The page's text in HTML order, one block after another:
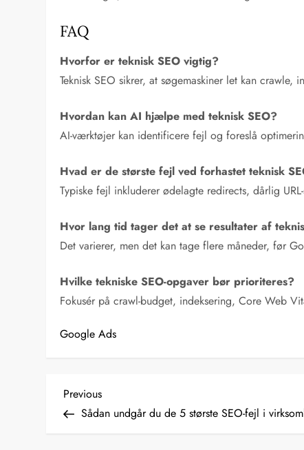
FAQ
Hvorfor er teknisk SEO vigtig?
Teknisk SEO sikrer, at søgemaskiner let kan
Hvordan kan AI hjælpe med teknisk SEO?
AI-værktøjer kan identificere fejl og foreslå
Hvad er de største fejl ved forhastet teknisk
Typiske fejl inkluderer ødelagte redirects, dårlig
Hvor lang tid tager det at se resultater af
Det varierer, men det kan tage flere måneder, før
Hvilke tekniske SEO-opgaver bør prioriteres?
Fokusér på crawl-budget, indeksering, Core Web
Google Ads
I
n
Previous
Post
Previous
Sådan undgår du de 5 største SEO-fejl i